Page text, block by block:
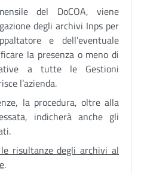
del DoCOA, viene
degli archivi Inps per
e dell’eventuale
la presenza o meno di
a tutte le Gestioni
l’azienda.
la procedura, oltre alla
indicherà anche gli
risultanze degli archivi al
.